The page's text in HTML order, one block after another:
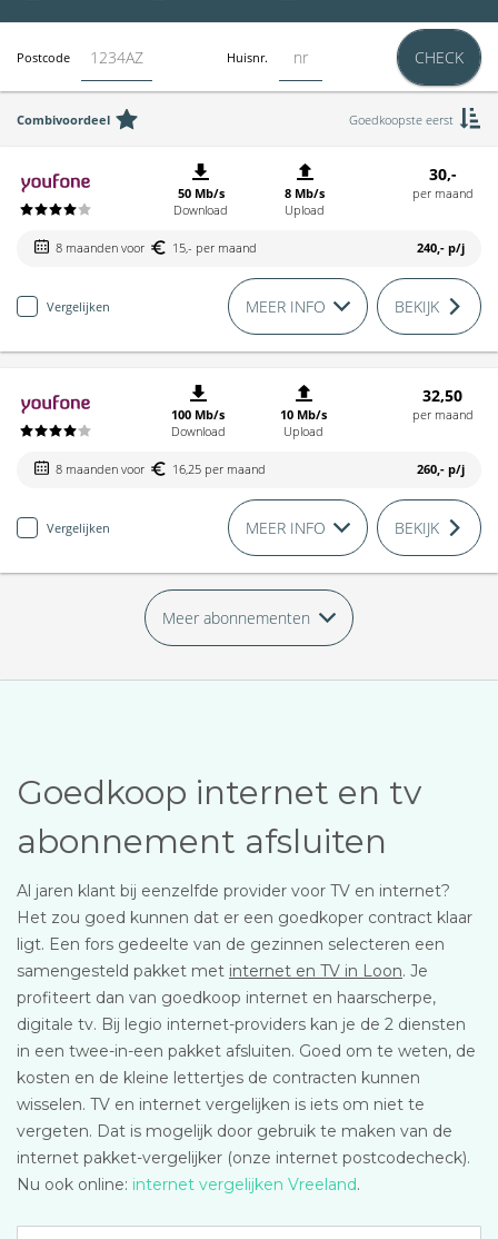
Postcode Huisnr. CHECK
Combivoordeel Goedkoopste eerst
50 Mb/s
Download
8 Mb/s
Upload
30,-
per maand
8 maanden voor 15,- per maand 240,- p/j
Vergelijken MEER INFO BEKIJK
100 Mb/s
Download
10 Mb/s
Upload
32,50
per maand
8 maanden voor 16,25 per maand 260,- p/j
Vergelijken MEER INFO BEKIJK
Meer abonnementen
Goedkoop internet en tv
abonnement afsluiten
Al jaren klant bij eenzelfde provider voor TV en internet?
Het zou goed kunnen dat er een goedkoper contract klaar
ligt. Een fors gedeelte van de gezinnen selecteren een
samengesteld pakket met internet en TV in Loon. Je
profiteert dan van goedkoop internet en haarscherpe,
digitale tv. Bij legio internet-providers kan je de 2 diensten
in een twee-in-een pakket afsluiten. Goed om te weten, de
kosten en de kleine lettertjes de contracten kunnen
wisselen. TV en internet vergelijken is iets om niet te
vergeten. Dat is mogelijk door gebruik te maken van de
internet pakket-vergelijker (onze internet postcodecheck).
Nu ook online: internet vergelijken Vreeland.